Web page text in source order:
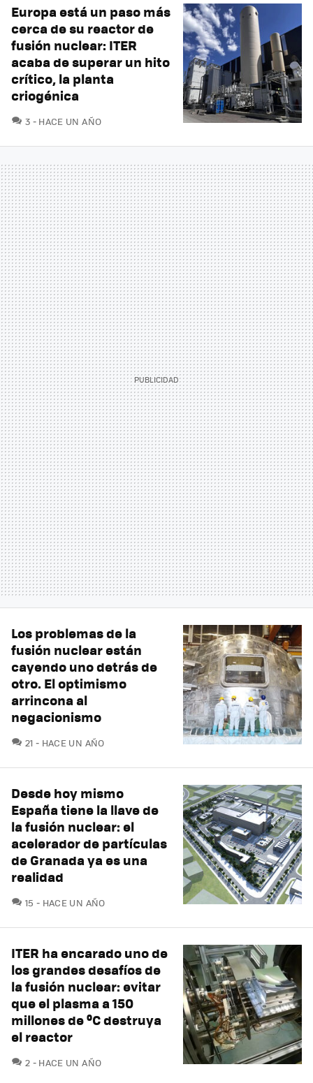
Europa está un paso más
cerca de su reactor de
fusión nuclear: ITER
acaba de superar un hito
crítico, la planta
criogénica
3 COMENTARIOS
HACE UN AÑO
Los problemas de la
fusión nuclear están
cayendo uno detrás de
otro. El optimismo
arrincona al
negacionismo
21 COMENTARIOS
HACE UN AÑO
Desde hoy mismo
España tiene la llave de
la fusión nuclear: el
acelerador de partículas
de Granada ya es una
realidad
15 COMENTARIOS
HACE UN AÑO
ITER ha encarado uno de
los grandes desafíos de
la fusión nuclear: evitar
que el plasma a 150
millones de ºC destruya
el reactor
2 COMENTARIOS
HACE UN AÑO